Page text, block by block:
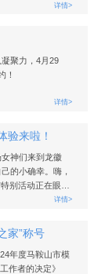
详情>
聚力，4月29
！
详情>
来啦！
神们来到龙徽
的小确幸。嗨，
别活动正在眼前
详情>
家”称号
年度马鞍山市模
作者的决定》